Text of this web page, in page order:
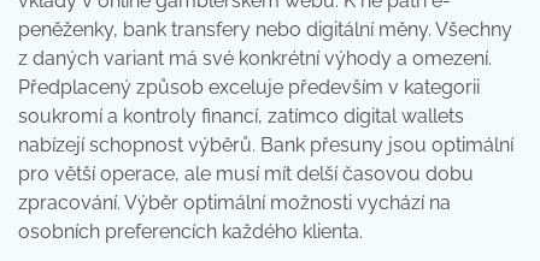
peněženky, bank transfery nebo digitální měny. Všechny
z daných variant má své konkrétní výhody a omezení.
Předplacený způsob exceluje především v kategorii
soukromí a kontroly financí, zatímco digital wallets
nabízejí schopnost výběrů. Bank přesuny jsou optimální
pro větší operace, ale musí mít delší časovou dobu
zpracování. Výběr optimální možnosti vychází na
osobních preferencích každého klienta.